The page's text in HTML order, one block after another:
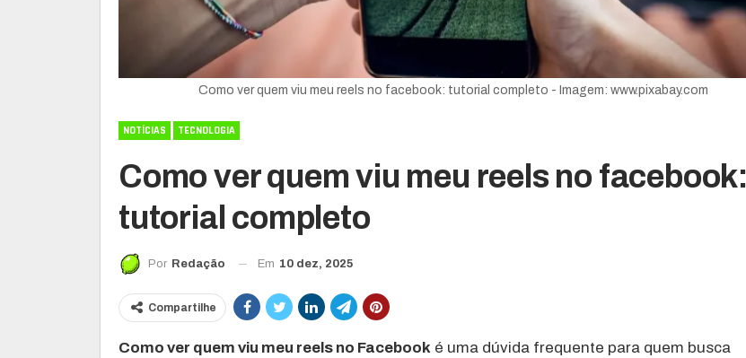
Como ver quem viu meu reels no facebook: tutorial completo - Imagem: www.pixabay.com
NOTÍCIAS TECNOLOGIA
Como ver quem viu meu reels no facebook:
tutorial completo
Por Redação Em 10 dez, 2025
Compartilhe
Como ver quem viu meu reels no Facebook é uma dúvida frequente para quem busca